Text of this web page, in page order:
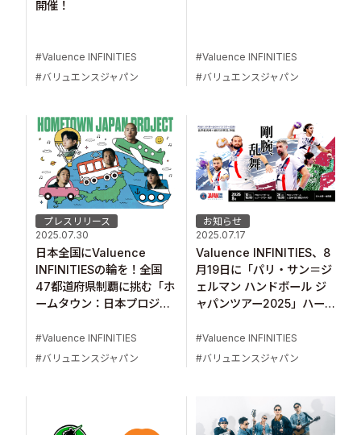
開催！
Valuence INFINITIES
バリュエンスジャパン
Valuence INFINITIES
バリュエンスジャパン
プレスリリース
2025.07.30
日本全国にValuence
INFINITIESの輪を！全国
47都道府県制覇に挑む「ホ
ームタウン：日本プロジェ
Valuence INFINITIES
バリュエンスジャパン
お知らせ
2025.07.17
Valuence INFINITIES、8
月19日に「パリ・サン＝ジ
ェルマン ハンドボール ジ
ャパンツアー2025」ハー
Valuence INFINITIES
バリュエンスジャパン